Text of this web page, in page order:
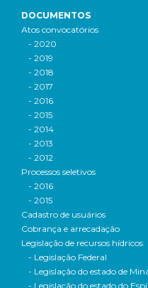
DOCUMENTOS
Atos convocatórios
- 2020
- 2019
- 2018
- 2017
- 2016
- 2015
- 2014
- 2013
- 2012
Processos seletivos
- 2016
- 2015
Cadastro de usuários
Cobrança e arrecadação
Legislação de recursos hídricos
- Legislação Federal
- Legislação do estado de
- Legislação do estado do